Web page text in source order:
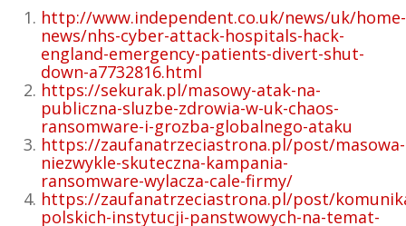
http://www.independent.co.uk/news/uk/home-
news/nhs-cyber-attack-hospitals-hack-
england-emergency-patients-divert-shut-
down-a7732816.html
https://sekurak.pl/masowy-atak-na-
publiczna-sluzbe-zdrowia-w-uk-chaos-
ransomware-i-grozba-globalnego-ataku
https://zaufanatrzeciastrona.pl/post/masowa-
niezwykle-skuteczna-kampania-
ransomware-wylacza-cale-firmy/
https://zaufanatrzeciastrona.pl/post/
polskich-instytucji-panstwowych-na-temat-